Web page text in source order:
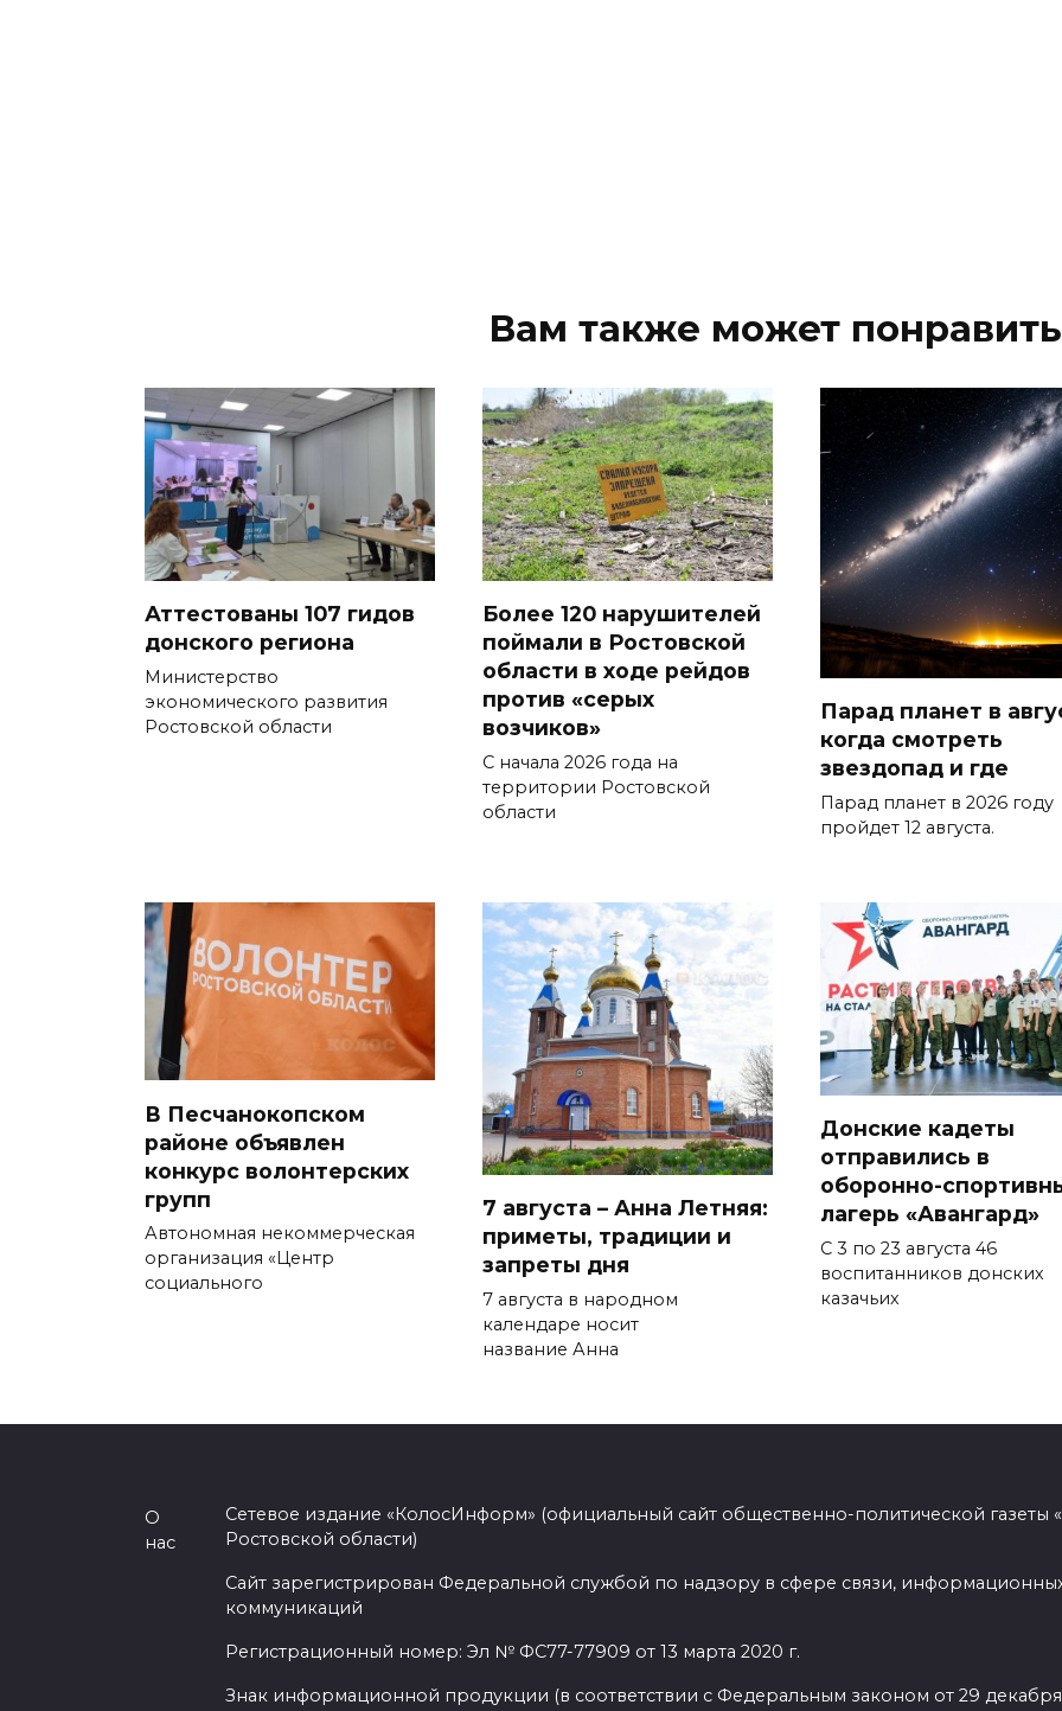
Вам также может
Аттестованы 107 гидов
донского региона
Министерство
экономического развития
Ростовской области
Более 120 нарушителей
поймали в Ростовской
области в ходе рейдов
против «серых
возчиков»
С начала 2026 года на
территории Ростовской
области
Парад планет в
когда смотреть
звездопад и где
Парад планет в 2026 году
пройдет 12 августа.
В Песчанокопском
районе объявлен
конкурс волонтерских
групп
Автономная некоммерческая
организация «Центр
социального
7 августа – Анна Летняя:
приметы, традиции и
запреты дня
7 августа в народном
календаре носит
название Анна
Донские кадеты
отправились в
оборонно-
лагерь «Авангард»
С 3 по 23 августа 46
воспитанников донских
казачьих
О
нас
Сетевое издание «КолосИнформ» (официальный сайт общественно-политической газеты
Ростовской области)
Сайт зарегистрирован Федеральной службой по надзору в сфере связи,
коммуникаций
Регистрационный номер: Эл № ФС77-77909 от 13 марта 2020 г.
Знак информационной продукции (в соответствии с Федеральным законом от 29